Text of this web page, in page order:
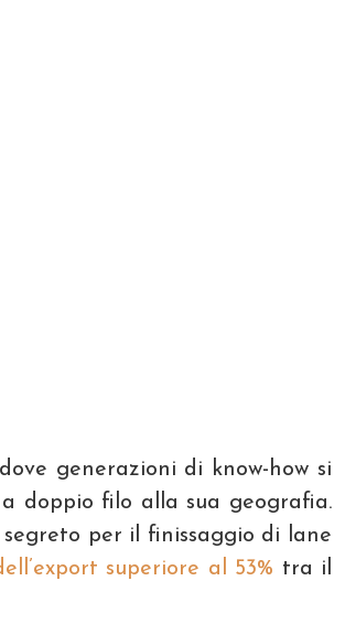
generazioni di know-how si
doppio filo alla sua geografia.
per il finissaggio di lane
superiore al 53% tra il